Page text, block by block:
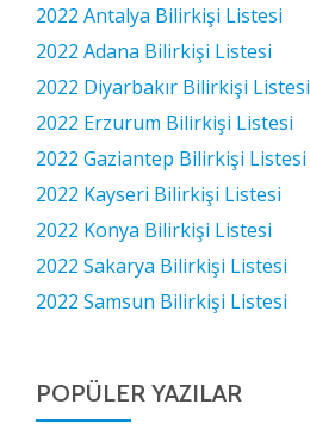
2022 Antalya Bilirkişi Listesi
2022 Adana Bilirkişi Listesi
2022 Diyarbakır Bilirkişi Listesi
2022 Erzurum Bilirkişi Listesi
2022 Gaziantep Bilirkişi Listesi
2022 Kayseri Bilirkişi Listesi
2022 Konya Bilirkişi Listesi
2022 Sakarya Bilirkişi Listesi
2022 Samsun Bilirkişi Listesi
POPÜLER YAZILAR